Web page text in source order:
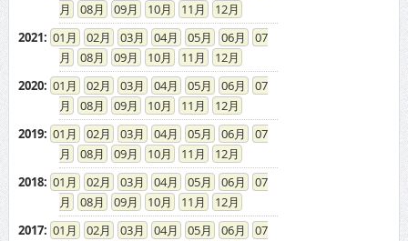
08
09 10 11
12
2021: 01 02 03 04 05 06
07
08
09 10 11
12
2020: 01 02 03 04 05 06
07
08
09 10 11
12
2019: 01 02 03 04 05 06
07
08
09 10 11
12
2018: 01 02 03 04 05 06
07
08
09 10 11
12
2017: 01 02 03 04 05 06
07